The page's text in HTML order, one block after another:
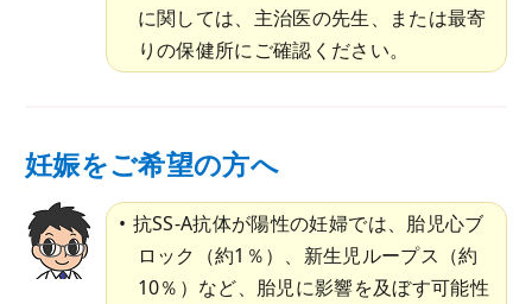
に関しては、主治医の先生、または最寄
りの保健所にご確認ください。
妊娠をご希望の方へ
抗SS-A抗体が陽性の妊婦では、胎児心ブ
ロック（約1％）、新生児ループス（約
10％）など、胎児に影響を及ぼす可能性